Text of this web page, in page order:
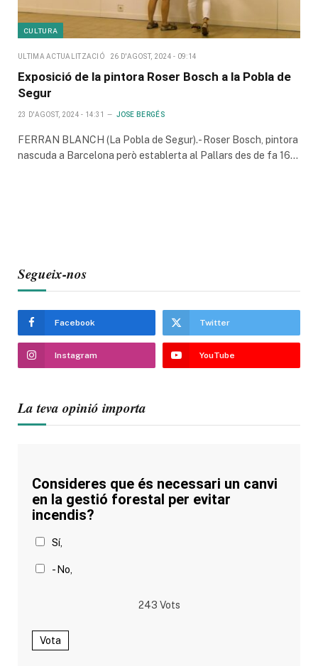
CULTURA
ULTIMA ACTUALITZACIÓ 26 D'AGOST, 2024 - 09:14
Exposició de la pintora Roser Bosch a la Pobla de
Segur
23 D'AGOST, 2024 - 14:31 JOSE BERGÉS
FERRAN BLANCH (La Pobla de Segur).- Roser Bosch, pintora
nascuda a Barcelona però establerta al Pallars des de fa 16…
Segueix-nos
Facebook Twitter
Instagram YouTube
La teva opinió importa
Consideres que és necessari un canvi
en la gestió forestal per evitar
incendis?
Sí,
- No,
243 Vots
Vota